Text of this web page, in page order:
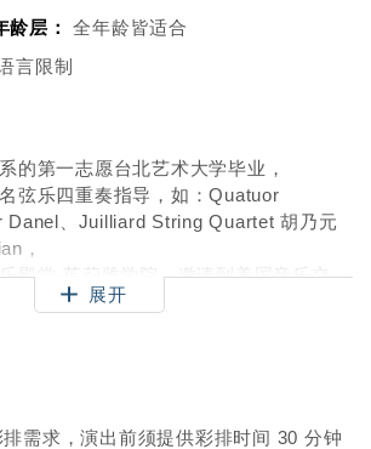
龄层：
全年龄皆适合
言限制
的第一志愿台北艺术大学毕业，
弦乐四重奏指导，如：Quatuor
Danel、Juilliard String Quartet 胡乃元
，
殿堂-茱莉雅学院，邀请到美国音乐交
底子加入流行的元素，让现场的观众有
飨宴。
展开
需求，演出前须提供彩排时间 30 分钟